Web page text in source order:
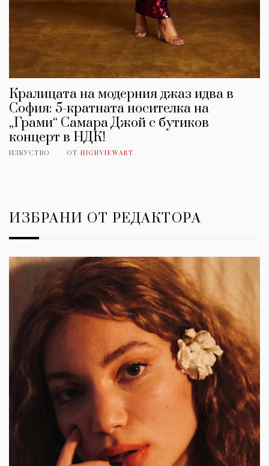
Кралицата на модерния джаз идва в
София: 5-кратната носителка на
„Грами“ Самара Джой с бутиков
концерт в НДК!
ИЗКУСТВО ОТ HIGHVIEWART
ИЗБРАНИ ОТ РЕДАКТОРА